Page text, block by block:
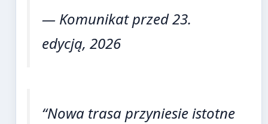
— Komunikat przed 23.
edycją, 2026
“Nowa trasa przyniesie istotne